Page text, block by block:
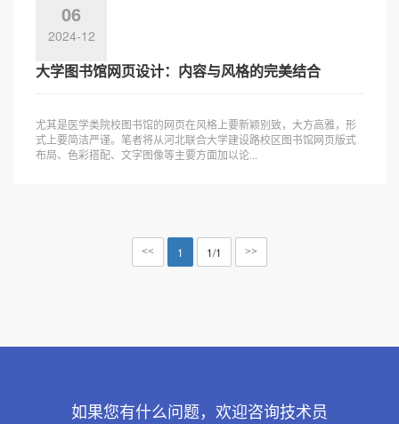
06
2024-12
大学图书馆网页设计：内容与风格的完美结合
尤其是医学类院校图书馆的网页在风格上要新颖别致，大方高雅，形
式上要简洁严谨。笔者将从河北联合大学建设路校区图书馆网页版式
布局、色彩搭配、文字图像等主要方面加以论...
<< 1 1/1 >>
如果您有什么问题，欢迎咨询技术员